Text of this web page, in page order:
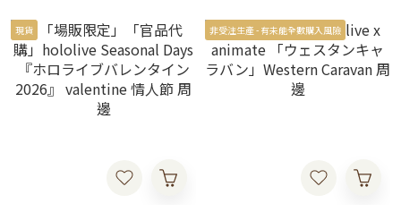
現貨 非受注生產 - 有未能全數購入風險